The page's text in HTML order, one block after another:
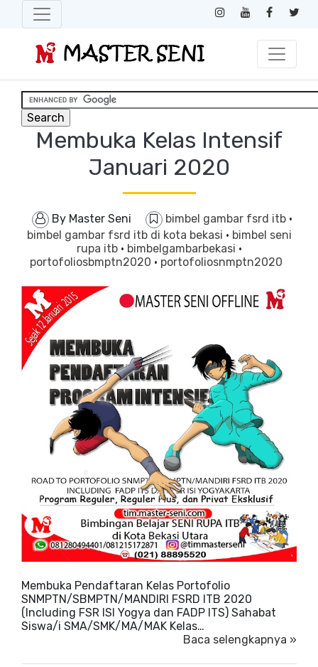
Membuka Kelas Intensif
Januari 2020
By Master Seni bimbel gambar fsrd itb ·
bimbel gambar fsrd itb di kota bekasi · bimbel seni
rupa itb · bimbelgambarbekasi ·
portofoliosbmptn2020 · portofoliosnmptn2020
Membuka Pendaftaran Kelas Portofolio
SNMPTN/SBMPTN/MANDIRI FSRD ITB 2020
(Including FSR ISI Yogya dan FADP ITS) Sahabat
Siswa/i SMA/SMK/MA/MAK Kelas…
Baca selengkapnya »